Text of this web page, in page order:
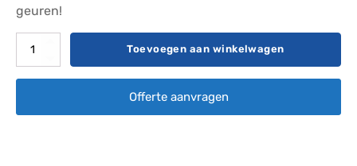
geuren!
Velours
de
Toevoegen aan winkelwagen
Offerte aanvragen